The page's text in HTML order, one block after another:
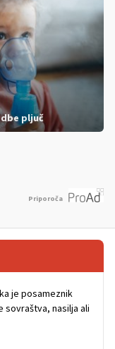
pljuč
Priporoča
je posameznik
sovraštva, nasilja ali